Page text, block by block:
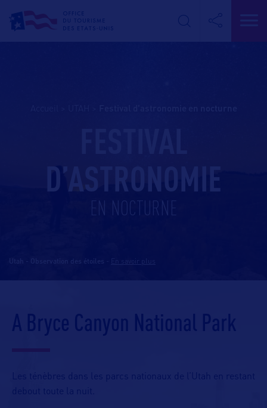
D’ASTRONOMIE
EN NOCTURNE
Utah - Observation des étoiles
A Bryce Canyon National Park
Les ténèbres dans les parcs nationaux de l’Utah en restant
debout toute la nuit.